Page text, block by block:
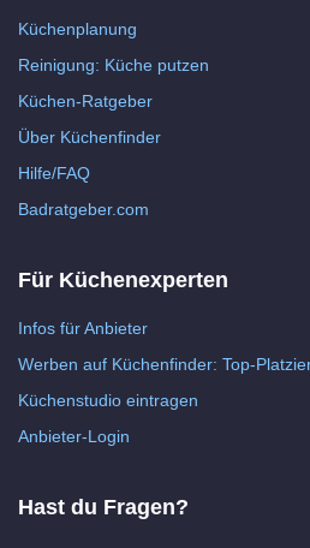
Küchenplanung
Reinigung: Küche putzen
Küchen-Ratgeber
Über Küchenfinder
Hilfe/FAQ
Badratgeber.com
Für Küchenexperten
Infos für Anbieter
Werben auf Küchenfinder: Top-
Küchenstudio eintragen
Anbieter-Login
Hast du Fragen?